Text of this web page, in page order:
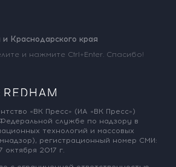
Краснодарского края
и нажмите Ctrl+Enter. Спасибо!
«ВК Пресс» (ИА «ВК Пресс»)
службе по надзору в
технологий и массовых
регистрационный номер СМИ:
октября 2017 г.